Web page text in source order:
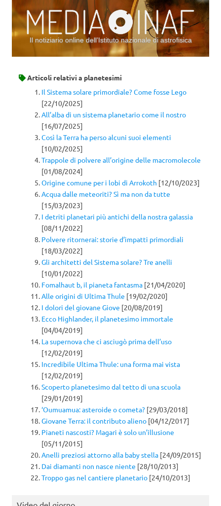
Il notiziario online dell’Istituto nazionale di astrofisica
Articoli relativi a planetesimi
Il Sistema solare primordiale? Come fosse Lego
[22/10/2025]
All’alba di un sistema planetario come il nostro
[16/07/2025]
Così la Terra ha perso alcuni suoi elementi
[10/02/2025]
Trappole di polvere all’origine delle macromolecole
[01/08/2024]
Origine comune per i lobi di Arrokoth [12/10/2023]
Acqua dalle meteoriti? Sì ma non da tutte
[15/03/2023]
I detriti planetari più antichi della nostra galassia
[08/11/2022]
Polvere ritornerai: storie d’impatti primordiali
[18/03/2022]
Gli architetti del Sistema solare? Tre anelli
[10/01/2022]
Fomalhaut b, il pianeta fantasma [21/04/2020]
Alle origini di Ultima Thule [19/02/2020]
I dolori del giovane Giove [20/08/2019]
Ecco Highlander, il planetesimo immortale
[04/04/2019]
La supernova che ci asciugò prima dell’uso
[12/02/2019]
Incredibile Ultima Thule: una forma mai vista
[12/02/2019]
Scoperto planetesimo dal tetto di una scuola
[29/01/2019]
‘Oumuamua: asteroide o cometa? [29/03/2018]
Giovane Terra: il contributo alieno [04/12/2017]
Pianeti nascosti? Magari è solo un’illusione
[05/11/2015]
Anelli preziosi attorno alla baby stella [24/09/2015]
Dai diamanti non nasce niente [28/10/2013]
Troppo gas nel cantiere planetario [24/10/2013]